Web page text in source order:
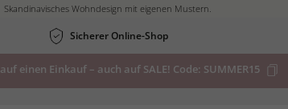
Skandinavisches Wohndesign mit eigenen Mustern.
Sicherer Online-Shop
auf einen Einkauf – auch auf SALE! Code: SUMMER15